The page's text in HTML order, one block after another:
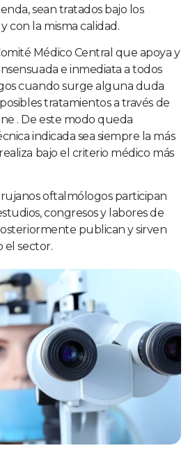
sean tratados bajo los
con la misma calidad.
Médico Central que apoya y
e inmediata a todos
cuando surge alguna duda
tratamientos a través de
. De este modo queda
indicada sea siempre la más
bajo el criterio médico más
oftalmólogos participan
congresos y labores de
publican y sirven
el sector.